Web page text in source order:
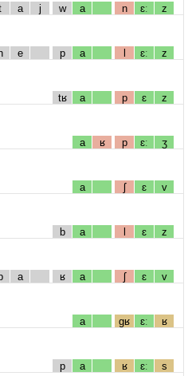
a j w a n ɛː z
e p a l ɛː z
tʁ a p ɛ z
a ʁ p ɛː ʒ
a ʃ ɛ v
b a l ɛ z
a ʁ a ʃ ɛ v
a gʁ ɛː ʁ
p a ʁ ɛː s